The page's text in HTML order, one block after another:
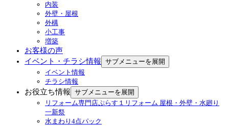
内装
外壁・屋根
外構
小工事
増築
お客様の声
イベント・チラシ情報 サブメニューを展開
イベント情報
チラシ情報
お役立ち情報 サブメニューを展開
リフォーム専門店ぷらす１リフォーム 屋根・外壁・水廻り
一新祭
水まわり4点パック